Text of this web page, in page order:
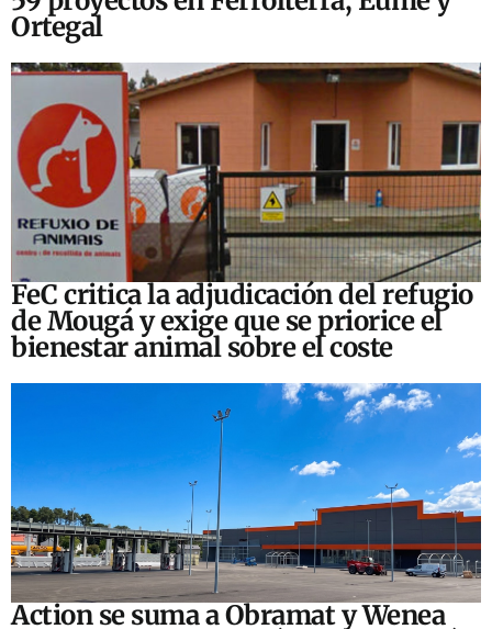
Ortegal
FeC critica la adjudicación del refugio
de Mougá y exige que se priorice el
bienestar animal sobre el coste
Action se suma a Obramat y Wenea